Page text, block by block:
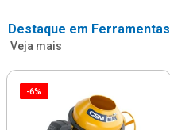
Destaque em Ferramentas
Veja mais
-6%